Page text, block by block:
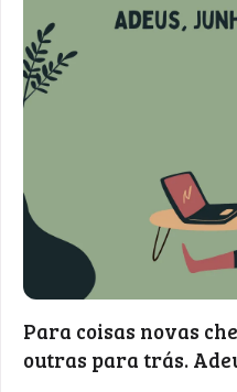
Para coisas novas
outras para trás.